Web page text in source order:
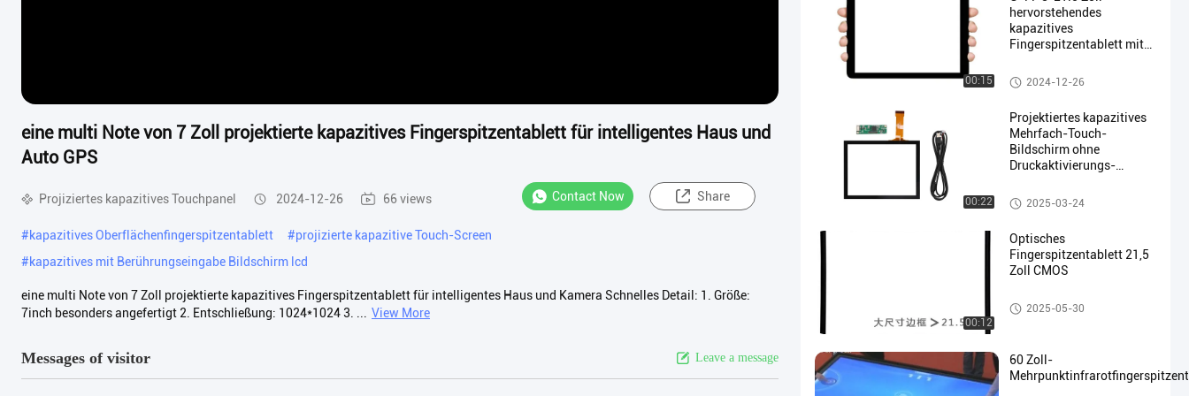
eine multi Note von 7 Zoll projektierte kapazitives Fingerspitzentablett für intelligentes Haus und
Auto GPS
Projiziertes kapazitives Touchpanel 2024-12-26 66 views Contact Now Share
#kapazitives Oberflächenfingerspitzentablett #projizierte kapazitive Touch-Screen
#kapazitives mit Berührungseingabe Bildschirm lcd
eine multi Note von 7 Zoll projektierte kapazitives Fingerspitzentablett für intelligentes Haus und Kamera Schnelles Detail: 1. Größe:
7inch besonders angefertigt 2. Entschließung: 1024*1024 3. ... View More
Messages of visitor Leave a message
00:15
hervorstehendes
kapazitives
Fingerspitzentablett mit
Touch Screen Platte
Projiziertes kapazitives Touch
panel
2024-12-26
00:22
Projektiertes kapazitives
Mehrfach-Touch-
Bildschirm ohne
Druckaktivierungs-
USB/RS232/I2C
Projiziertes kapazitives Touch
panel
2025-03-24
00:12
Optisches
Fingerspitzentablett 21,5
Zoll CMOS
Widerstrebendes Fingerspitzen
tablett
2025-05-30
60 Zoll-